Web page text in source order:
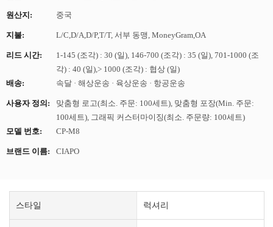
원산지: 중국
지불: L/C,D/A,D/P,T/T, 서부 동맹, MoneyGram,OA
리드 시간:
1-145 (조각) : 30 (일), 146-700 (조각) : 35 (일), 701-1000 (조
각) : 40 (일),> 1000 (조각) : 협상 (일)
배송:
속달 · 해상운송 · 육상운송 · 항공운송
사용자 정의:
맞춤형 로고(최소. 주문: 100세트), 맞춤형 포장(Min. 주문:
100세트), 그래픽 커스터마이징(최소. 주문량: 100세트)
모델 번호:
CP-M8
브랜드 이름: CIAPO
스타일 럭셔리